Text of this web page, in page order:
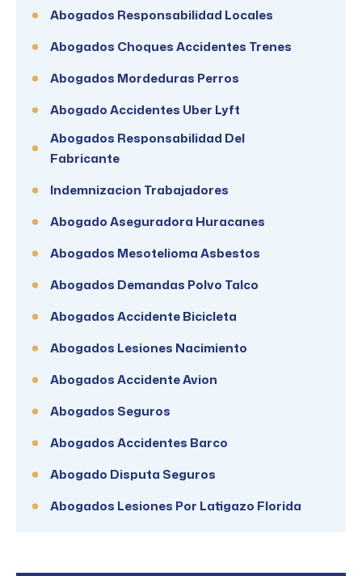
Abogados Responsabilidad Locales
Abogados Choques Accidentes Trenes
Abogados Mordeduras Perros
Abogado Accidentes Uber Lyft
Abogados Responsabilidad Del
Fabricante
Indemnizacion Trabajadores
Abogado Aseguradora Huracanes
Abogados Mesotelioma Asbestos
Abogados Demandas Polvo Talco
Abogados Accidente Bicicleta
Abogados Lesiones Nacimiento
Abogados Accidente Avion
Abogados Seguros
Abogados Accidentes Barco
Abogado Disputa Seguros
Abogados Lesiones Por Latigazo Florida